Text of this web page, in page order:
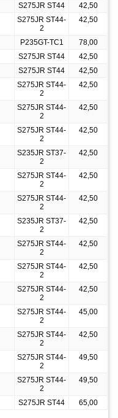
S275JR ST44
42,50
S275JR ST44-
2
42,50
P235GT-TC1
78,00
S275JR ST44
42,50
S275JR ST44
42,50
S275JR ST44-
2
42,50
S275JR ST44-
2
42,50
S275JR ST44-
2
42,50
S235JR ST37-
2
42,50
S275JR ST44-
2
42,50
S275JR ST44-
2
42,50
S235JR ST37-
2
42,50
S275JR ST44-
2
42,50
S275JR ST44-
2
42,50
S275JR ST44-
2
42,50
S275JR ST44-
2
45,00
S275JR ST44-
2
42,50
S275JR ST44-
2
49,50
S275JR ST44-
2
49,50
S275JR ST44 65,00